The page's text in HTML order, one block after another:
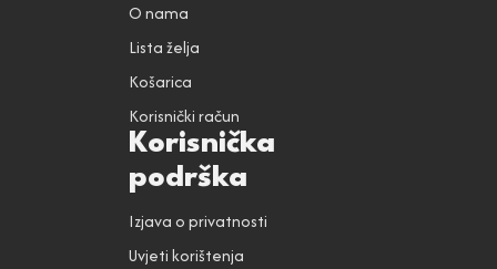
O nama
Lista želja
Košarica
Korisnički račun
Korisnička
podrška
Izjava o privatnosti
Uvjeti korištenja